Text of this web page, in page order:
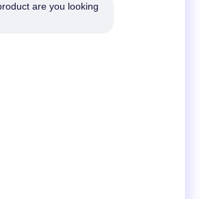
are you looking